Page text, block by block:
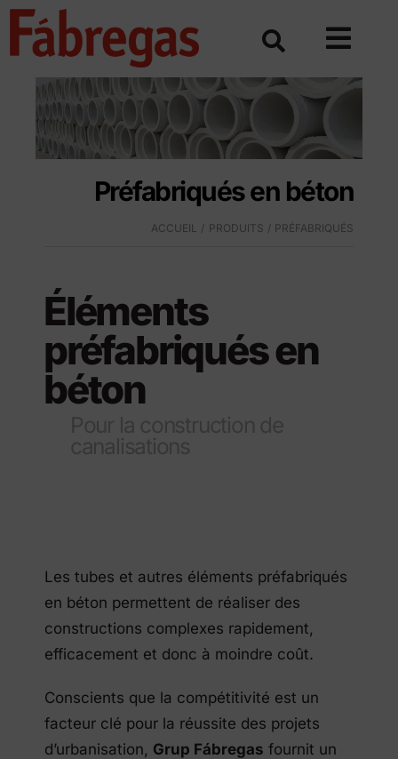
Skip
Préfabriqués en béton
ACCUEIL PRODUITS PRÉFABRIQUÉS
Éléments
préfabriqués en
béton
Les tubes et autres éléments préfabriqués
en béton permettent de réaliser des
constructions complexes rapidement,
efficacement et donc à moindre coût.
Conscients que la compétitivité est un
facteur clé pour la réussite des projets
d’urbanisation, Grup Fábregas fournit un